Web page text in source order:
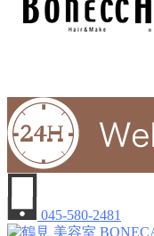
045-580-2481